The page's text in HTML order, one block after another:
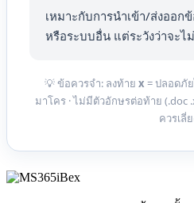
เหมาะกับการนำเข้า/ส่งออก
หรือระบบอื่น แต่ระวังว่าจะ
💡 ข้อควรจำ: ลงท้าย x = ปลอดภั
มาโคร · ไม่มีตัวอักษรต่อท้าย (.doc
ควรเลี่